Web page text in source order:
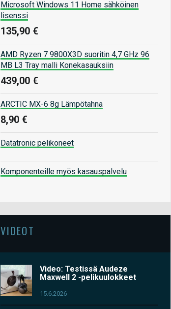
Microsoft Windows 11 Home sähköinen
lisenssi
135,90 €
AMD Ryzen 7 9800X3D suoritin 4,7 GHz 96
MB L3 Tray malli Konekasauksiin
439,00 €
ARCTIC MX-6 8g Lämpötahna
8,90 €
Datatronic pelikoneet
Komponenteille myös kasauspalvelu
VIDEOT
Video: Testissä Audeze
Maxwell 2 -pelikuulokkeet
15.6.2026